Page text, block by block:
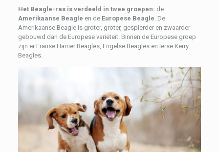
Het Beagle-ras is verdeeld in twee groepen: de
Amerikaanse Beagle en de Europese Beagle . De
Amerikaanse Beagle is groter, groter, gespierder en zwaarder
gebouwd dan de Europese variëteit. Binnen de Europese groep
zijn er Franse Harrier Beagles, Engelse Beagles en Ierse Kerry
Beagles.